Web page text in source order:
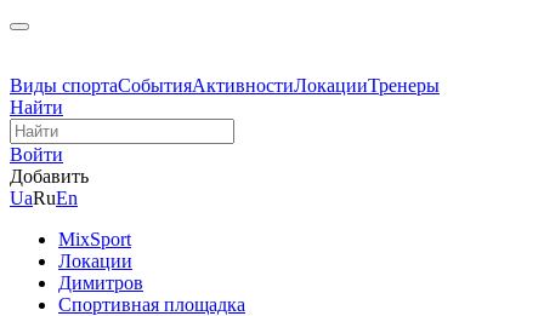
Виды спортаСобытияАктивностиЛокацииТренеры
Найти
Войти
Добавить
UaRuEn
MixSport
Локации
Димитров
Спортивная площадка